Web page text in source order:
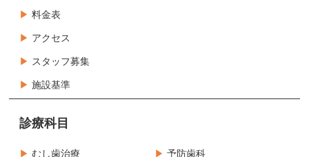
料金表
アクセス
スタッフ募集
施設基準
診療科目
むし歯治療 予防歯科